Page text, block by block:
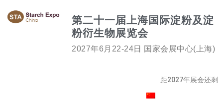
第二十一届上海国际淀粉及淀
粉衍生物展览会
2027年6月22-24日 国家会展中心(上海)
距2027年展会还剩